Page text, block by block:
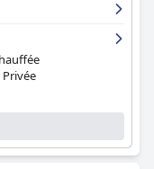
rafraîchissante,
piscine chauffée à
respire le luxe
de tous les
désirer. Malgré
la grande majorité
by Sandglass
s'agissait d'un hôtel
Privée